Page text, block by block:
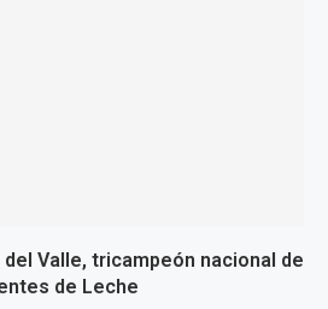
del Valle, tricampeón nacional de
de Leche